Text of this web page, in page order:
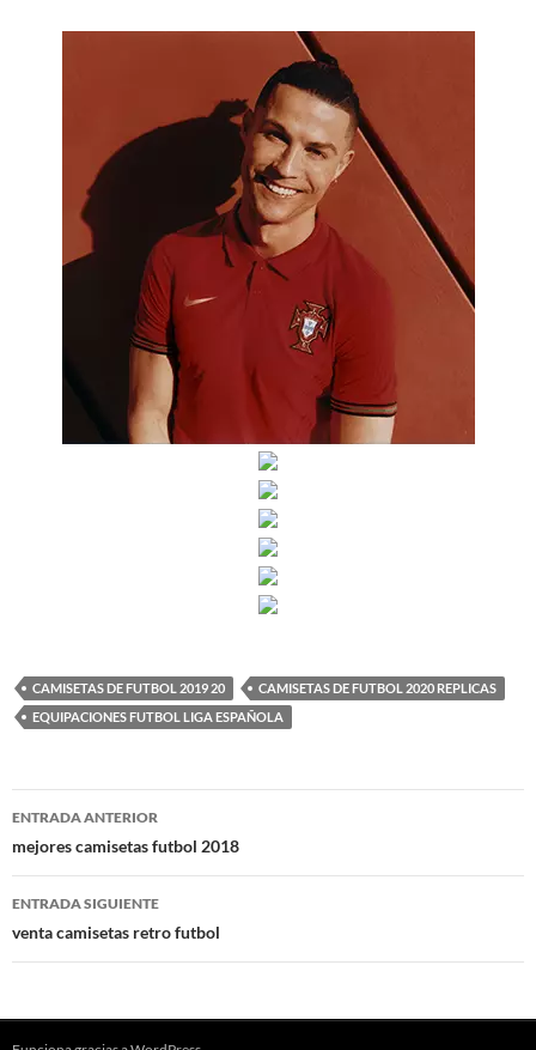
CAMISETAS DE FUTBOL 2019 20
CAMISETAS DE FUTBOL 2020 REPLICAS
EQUIPACIONES FUTBOL LIGA ESPAÑOLA
Navegación
de
entradas
ENTRADA ANTERIOR
mejores camisetas futbol 2018
ENTRADA SIGUIENTE
venta camisetas retro futbol